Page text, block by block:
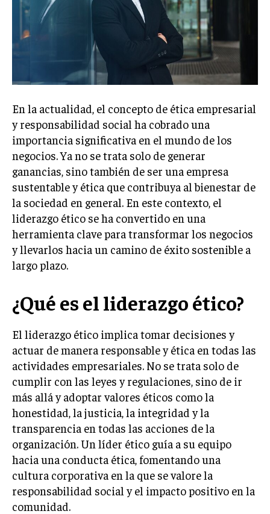
We have a curated list of the most noteworthy news from all
across the globe. With any subscription plan, you get access
toexclusive articles that let you stay ahead of the curve.
Your Profile
MARKETING
ESTRATEGIAS DE MARKETING
AGENCIAS DE MARKETING
AGENCIAS DE POSICIONAMIENTO WEB SEO
VENTA DE ENLACES
MARKETING DIGITAL
PUBLICIDAD
VENTAS Y PERSUASIÓN
GESTIÓN DE PRODUCTOS
COMUNICACIÓN CORPORATIVA
En la actualidad, el concepto de ética empresarial
y responsabilidad social ha cobrado una
importancia significativa en el mundo de los
negocios. Ya no se trata solo de generar
ganancias, sino también de ser una empresa
sustentable y ética que contribuya al bienestar de
la sociedad en general. En este contexto, el
liderazgo ético se ha convertido en una
herramienta clave para transformar los negocios
y llevarlos hacia un camino de éxito sostenible a
largo plazo.
¿Qué es el liderazgo ético?
El liderazgo ético implica tomar decisiones y
actuar de manera responsable y ética en todas las
actividades empresariales. No se trata solo de
cumplir con las leyes y regulaciones, sino de ir
más allá y adoptar valores éticos como la
honestidad, la justicia, la integridad y la
transparencia en todas las acciones de la
organización. Un líder ético guía a su equipo
hacia una conducta ética, fomentando una
cultura corporativa en la que se valore la
responsabilidad social y el impacto positivo en la
comunidad.